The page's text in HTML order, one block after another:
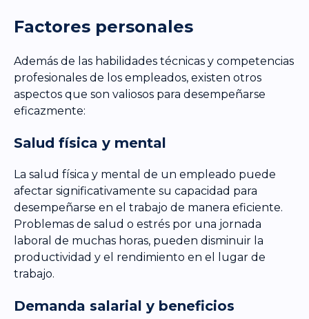
Factores personales
Además de las habilidades técnicas y competencias
profesionales de los empleados, existen otros
aspectos que son valiosos para desempeñarse
eficazmente:
Salud física y mental
La salud física y mental de un empleado puede
afectar significativamente su capacidad para
desempeñarse en el trabajo de manera eficiente.
Problemas de salud o estrés por una jornada
laboral de muchas horas, pueden disminuir la
productividad y el rendimiento en el lugar de
trabajo.
Demanda salarial y beneficios